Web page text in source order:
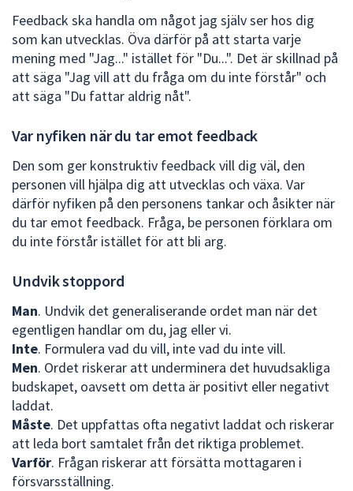
Feedback ska handla om något jag själv ser hos dig
som kan utvecklas. Öva därför på att starta varje
mening med "Jag..." istället för "Du...". Det är skillnad på
att säga "Jag vill att du fråga om du inte förstår" och
att säga "Du fattar aldrig nåt".
Var nyfiken när du tar emot feedback
Den som ger konstruktiv feedback vill dig väl, den
personen vill hjälpa dig att utvecklas och växa. Var
därför nyfiken på den personens tankar och åsikter när
du tar emot feedback. Fråga, be personen förklara om
du inte förstår istället för att bli arg.
Undvik stoppord
Man. Undvik det generaliserande ordet man när det
egentligen handlar om du, jag eller vi.
Inte. Formulera vad du vill, inte vad du inte vill.
Men. Ordet riskerar att underminera det huvudsakliga
budskapet, oavsett om detta är positivt eller negativt
laddat.
Måste. Det uppfattas ofta negativt laddat och riskerar
att leda bort samtalet från det riktiga problemet.
Varför. Frågan riskerar att försätta mottagaren i
försvarsställning.